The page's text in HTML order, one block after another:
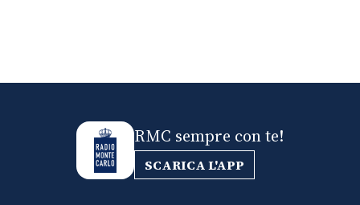
RMC sempre con te!
SCARICA L'APP